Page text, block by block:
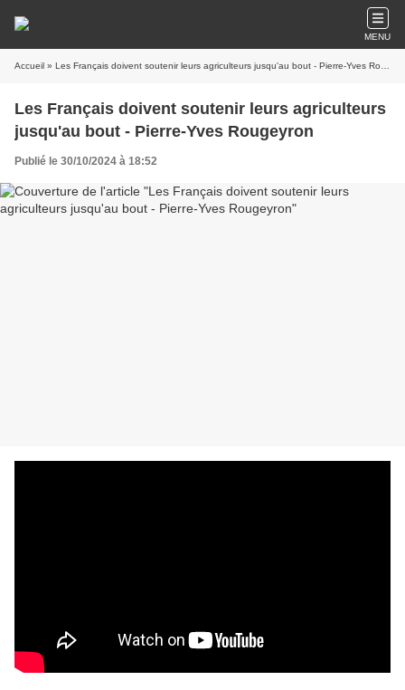
MENU
Accueil » Les Français doivent soutenir leurs agriculteurs jusqu'au bout - Pierre-Yves Rougeyron
Les Français doivent soutenir leurs agriculteurs
jusqu'au bout - Pierre-Yves Rougeyron
Publié le 30/10/2024 à 18:52